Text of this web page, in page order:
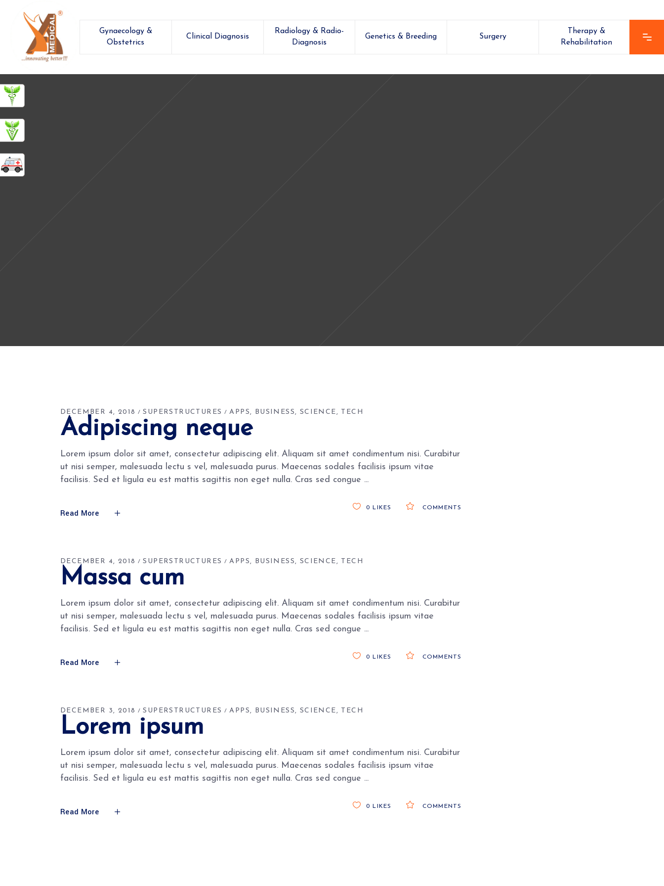
Gynaecology &
Obstetrics
Clinical Diagnosis
Radiology & Radio-
Diagnosis
Genetics & Breeding Surgery
Therapy &
Rehabilitation
DECEMBER 4, 2018 SUPERSTRUCTURES APPS BUSINESS SCIENCE TECH
Adipiscing neque
Lorem ipsum dolor sit amet, consectetur adipiscing elit. Aliquam sit amet condimentum nisi. Curabitur
ut nisi semper, malesuada lectu s vel, malesuada purus. Maecenas sodales facilisis ipsum vitae
facilisis. Sed et ligula eu est mattis sagittis non eget nulla. Cras sed congue
Read More
COMMENTS
0 LIKES
DECEMBER 4, 2018 SUPERSTRUCTURES APPS BUSINESS SCIENCE TECH
Massa cum
Lorem ipsum dolor sit amet, consectetur adipiscing elit. Aliquam sit amet condimentum nisi. Curabitur
ut nisi semper, malesuada lectu s vel, malesuada purus. Maecenas sodales facilisis ipsum vitae
facilisis. Sed et ligula eu est mattis sagittis non eget nulla. Cras sed congue
Read More
COMMENTS
0 LIKES
DECEMBER 3, 2018 SUPERSTRUCTURES APPS BUSINESS SCIENCE TECH
Lorem ipsum
Lorem ipsum dolor sit amet, consectetur adipiscing elit. Aliquam sit amet condimentum nisi. Curabitur
ut nisi semper, malesuada lectu s vel, malesuada purus. Maecenas sodales facilisis ipsum vitae
facilisis. Sed et ligula eu est mattis sagittis non eget nulla. Cras sed congue
Read More
COMMENTS
0 LIKES